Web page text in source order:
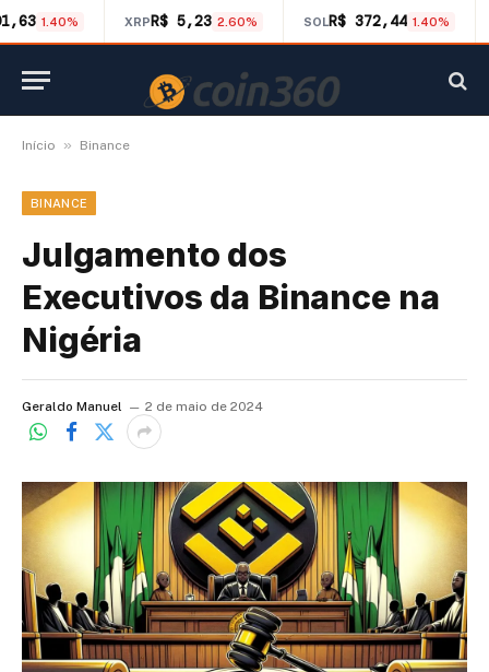
1.40% XRPR$ 5,23 2.60% SOLR$ 372,44 1.40%
Início » Binance
BINANCE
Julgamento dos
Executivos da Binance na
Nigéria
Geraldo Manuel 2 de maio de 2024